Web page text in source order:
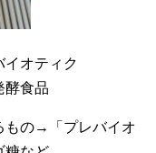
オティク
酵食品
もの→「プレバイオ